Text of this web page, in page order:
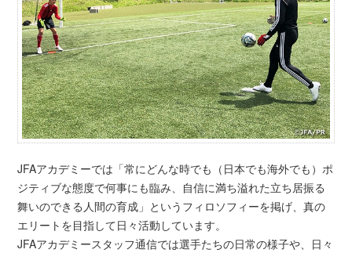
JFAアカデミーでは「常にどんな時でも（日本でも海外でも）ポ
ジティブな態度で何事にも臨み、自信に満ち溢れた立ち居振る
舞いのできる人間の育成」というフィロソフィーを掲げ、真の
エリートを目指して日々活動しています。
JFAアカデミースタッフ通信では選手たちの日常の様子や、日々